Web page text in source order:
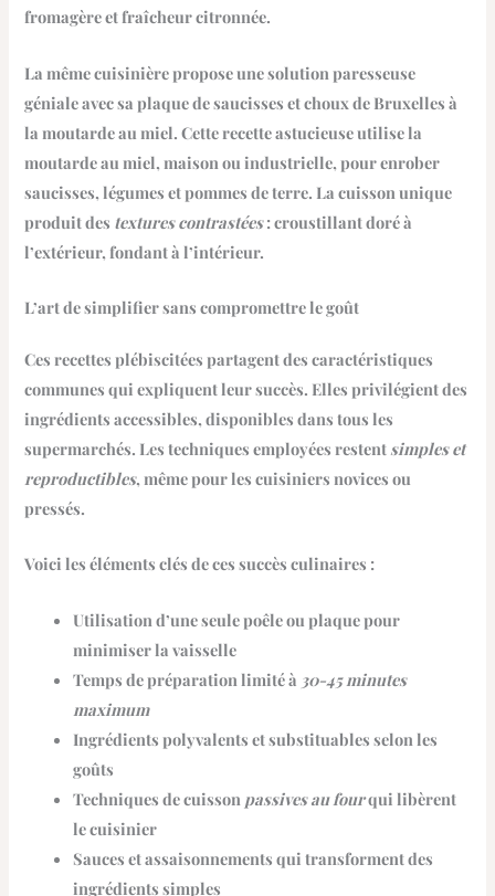
fromagère et fraîcheur citronnée.
La même cuisinière propose unesolution paresseuse
géniale avec sa plaque de saucisses et choux de Bruxelles à
la moutarde au miel. Cette recette astucieuse utilise la
moutarde au miel, maison ou industrielle, pour enrober
saucisses, légumes et pommes de terre. La cuisson unique
produit des textures contrastées: croustillant doré à
l’extérieur, fondant à l’intérieur.
L’art de simplifier sans compromettre le goût
Ces recettes plébiscitées partagent descaractéristiques
communes qui expliquent leur succès. Elles privilégient des
ingrédients accessibles, disponibles dans tous les
supermarchés. Les techniques employées restent simples et
reproductibles, même pour les cuisiniers novices ou
pressés.
Voici les éléments clés de ces succès culinaires :
Utilisation d’une seule poêle ou plaquepour
minimiser la vaisselle
Temps de préparation limité à 30-45 minutes
maximum
Ingrédientspolyvalents et substituables selon les
goûts
Techniques de cuisson passives au fourqui libèrent
le cuisinier
Sauces et assaisonnements quitransforment des
ingrédients simples